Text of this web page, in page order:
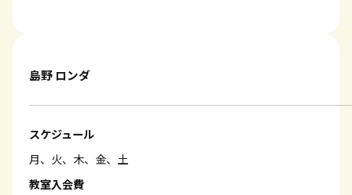
島野 ロンダ
スケジュール
月、火、木、金、土
教室入会費